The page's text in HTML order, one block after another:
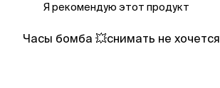
Я рекомендую этот продукт
Часы бомба 💥снимать не хочется